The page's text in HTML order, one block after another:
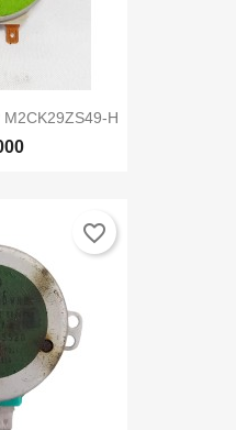
M2CK29ZS49-H
favorite_border